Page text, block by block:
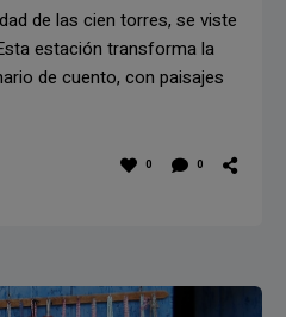
de las cien torres, se viste
estación transforma la
de cuento, con paisajes
0 0